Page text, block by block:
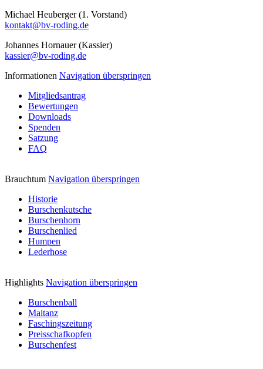
Michael Heuberger (1. Vorstand)
kontakt@bv-roding.de
Johannes Hornauer (Kassier)
kassier@bv-roding.de
Informationen Navigation überspringen
Mitgliedsantrag
Bewertungen
Downloads
Spenden
Satzung
FAQ
Brauchtum Navigation überspringen
Historie
Burschenkutsche
Burschenhorn
Burschenlied
Humpen
Lederhose
Highlights Navigation überspringen
Burschenball
Maitanz
Faschingszeitung
Preisschafkopfen
Burschenfest